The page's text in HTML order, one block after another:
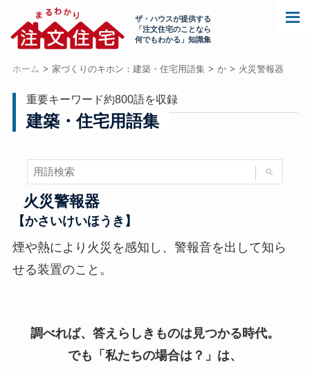
ザ・ハウスが提供する
「注文住宅のことなら
何でもわかる」知識集
ホーム 家づくりのキホン：建築・住宅用語集 か 火災警報器
重要キーワード約800語を収録
建築・住宅用語集
火災警報器
【かさいけいほうき】
煙や熱により火災を感知し、警報音を出して知ら
せる装置のこと。
調べれば、答えらしきものは見つかる時代。
でも「私たちの場合は？」は、